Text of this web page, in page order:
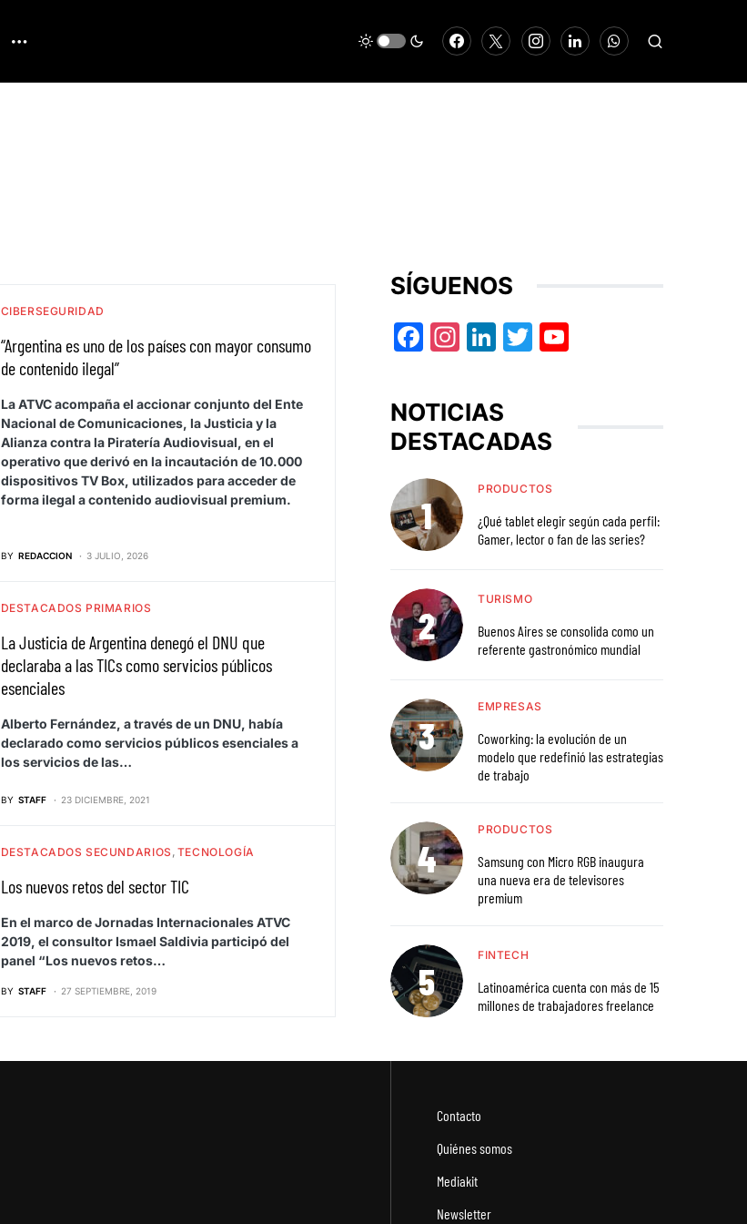
CIBERSEGURIDAD
“Argentina es uno de los países con mayor consumo
de contenido ilegal”
La ATVC acompaña el accionar conjunto del Ente
Nacional de Comunicaciones, la Justicia y la
Alianza contra la Piratería Audiovisual, en el
operativo que derivó en la incautación de 10.000
dispositivos TV Box, utilizados para acceder de
forma ilegal a contenido audiovisual premium.
BY REDACCION 3 JULIO, 2026
DESTACADOS PRIMARIOS
La Justicia de Argentina denegó el DNU que
declaraba a las TICs como servicios públicos
esenciales
Alberto Fernández, a través de un DNU, había
declarado como servicios públicos esenciales a
los servicios de las…
BY STAFF 23 DICIEMBRE, 2021
DESTACADOS SECUNDARIOS TECNOLOGÍA
Los nuevos retos del sector TIC
En el marco de Jornadas Internacionales ATVC
2019, el consultor Ismael Saldivia participó del
panel “Los nuevos retos…
BY STAFF 27 SEPTIEMBRE, 2019
SÍGUENOS
Facebook
Instagram
LinkedIn
Twitter
NOTICIAS
DESTACADAS
PRODUCTOS
¿Qué tablet elegir según cada perfil:
Gamer, lector o fan de las series?
TURISMO
Buenos Aires se consolida como un
referente gastronómico mundial
EMPRESAS
Coworking: la evolución de un
modelo que redefinió las estrategias
de trabajo
PRODUCTOS
Samsung con Micro RGB inaugura
una nueva era de televisores
premium
FINTECH
Latinoamérica cuenta con más de 15
millones de trabajadores freelance
Contacto
Quiénes somos
Mediakit
Newsletter